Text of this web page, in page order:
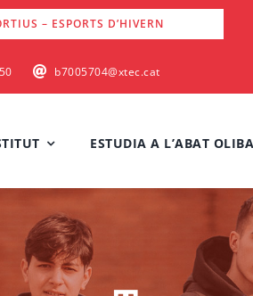
– ESPORTS D’HIVERN
b7005704@xtec.cat
ESTUDIA A L’ABAT OLIBA